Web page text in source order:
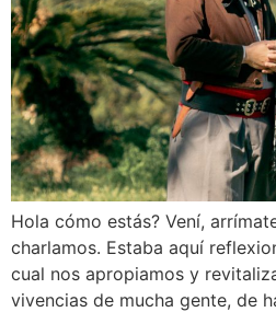
Hola cómo estás? Vení,
charlamos. Estaba aquí
cual nos apropiamos y
vivencias de mucha gente, de